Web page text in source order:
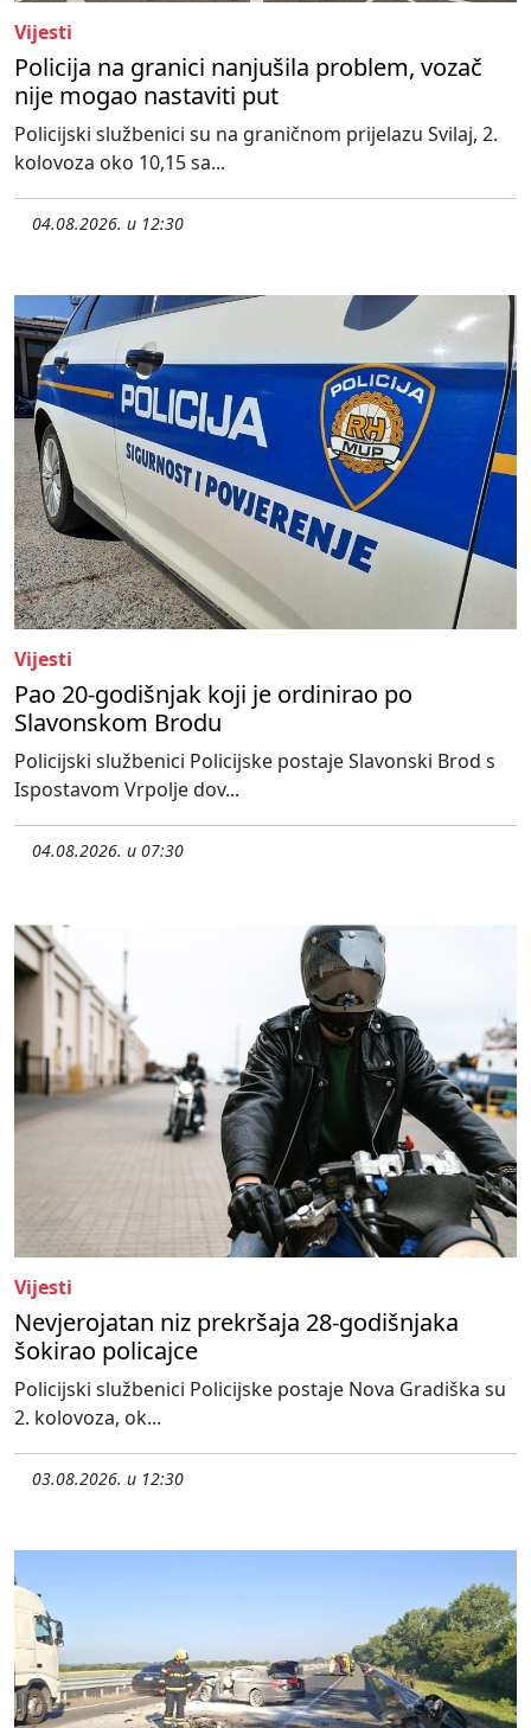
Vijesti
Policija na granici nanjušila problem, vozač
nije mogao nastaviti put
Policijski službenici su na graničnom prijelazu Svilaj, 2.
kolovoza oko 10,15 sa...
04.08.2026. u 12:30
Vijesti
Pao 20-godišnjak koji je ordinirao po
Slavonskom Brodu
Policijski službenici Policijske postaje Slavonski Brod s
Ispostavom Vrpolje dov...
04.08.2026. u 07:30
Vijesti
Nevjerojatan niz prekršaja 28-godišnjaka
šokirao policajce
Policijski službenici Policijske postaje Nova Gradiška su
2. kolovoza, ok...
03.08.2026. u 12:30